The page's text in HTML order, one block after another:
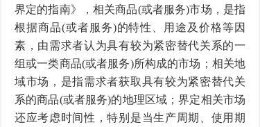
界定的指南》，相关商品(或者服务)市场，是指
根据商品(或者服务)的特性、用途及价格等因
素，由需求者认为具有较为紧密替代关系的一
组或一类商品(或者服务)所构成的市场；相关地
域市场，是指需求者获取具有较为紧密替代关
系的商品(或者服务)的地理区域；界定相关市场
还应考虑时间性，特别是当生产周期、使用期